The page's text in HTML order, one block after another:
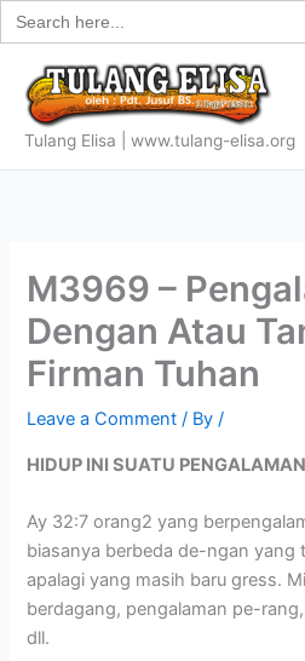
Search
for:
Skip
to
content
Tulang Elisa | www.tulang-elisa.org
M3969 –
Dengan Atau
Firman Tuhan
Leave a Comment / By/
HIDUP INI SUATU
Ay 32:7 orang2 yang
biasanya berbeda de-ngan yang
apalagi yang masih baru gress.
berdagang, pengalaman pe-
dll.